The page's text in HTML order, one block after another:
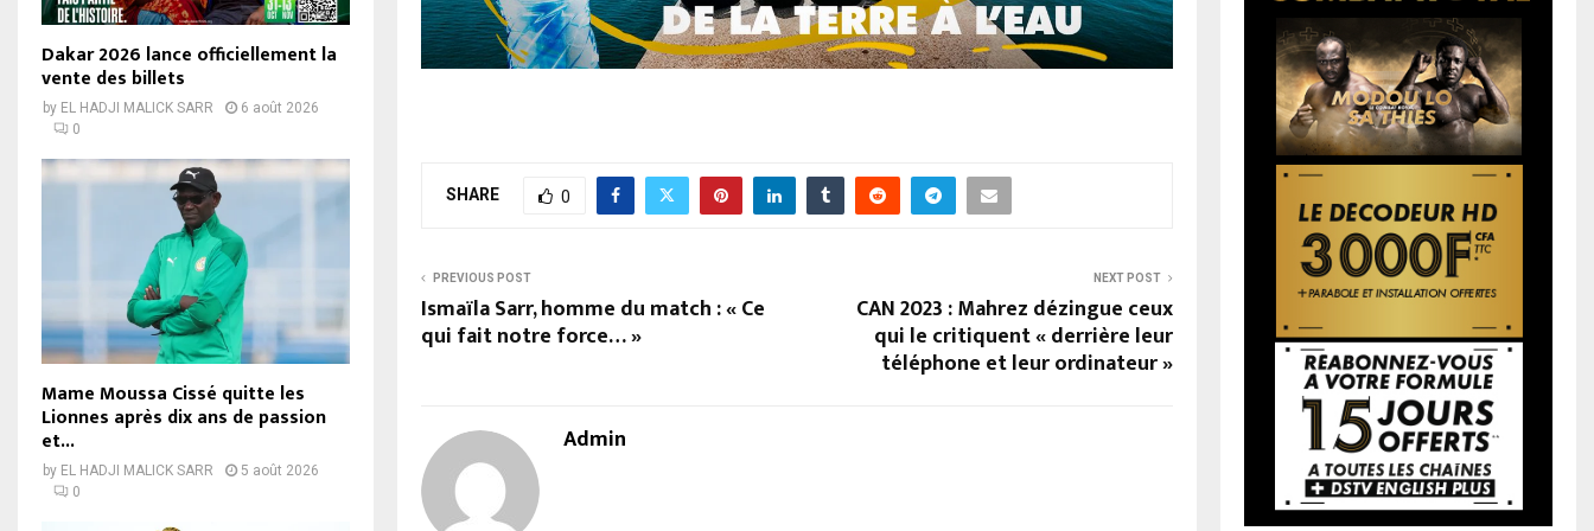
SHARE 0
PREVIOUS POST
Ismaïla Sarr, homme du match : « Ce
qui fait notre force… »
NEXT POST
CAN 2023 : Mahrez dézingue ceux
qui le critiquent « derrière leur
téléphone et leur ordinateur »
Admin
Dakar 2026 lance officiellement la
vente des billets
by EL HADJI MALICK SARR
6 août 2026
0
Mame Moussa Cissé quitte les
Lionnes après dix ans de passion
et...
by EL HADJI MALICK SARR
5 août 2026
0